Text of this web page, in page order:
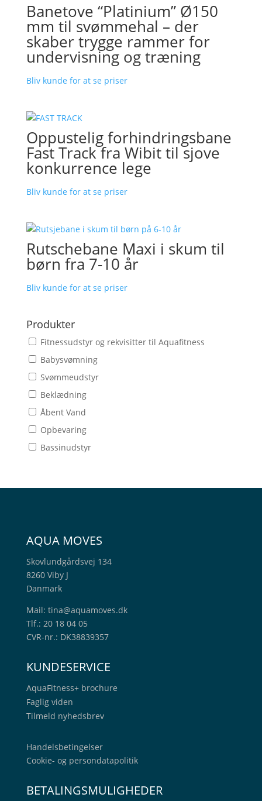
Banetove “Platinium” Ø150
mm til svømmehal – der
skaber trygge rammer for
undervisning og træning
Bliv kunde for at se priser
Oppustelig forhindringsbane
Fast Track fra Wibit til sjove
konkurrence lege
Bliv kunde for at se priser
Rutschebane Maxi i skum til
børn fra 7-10 år
Bliv kunde for at se priser
Produkter
Fitnessudstyr og rekvisitter til Aquafitness
Babysvømning
Svømmeudstyr
Beklædning
Åbent Vand
Opbevaring
Bassinudstyr
AQUA MOVES
Skovlundgårdsvej 134
8260 Viby J
Danmark
Mail: tina@aquamoves.dk
Tlf.: 20 18 04 05
CVR-nr.: DK38839357
KUNDESERVICE
AquaFitness+ brochure
Faglig viden
Tilmeld nyhedsbrev
Handelsbetingelser
Cookie- og persondatapolitik
BETALINGSMULIGHEDER